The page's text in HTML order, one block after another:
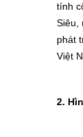
tính
Siêu,
phát
Việt
2.